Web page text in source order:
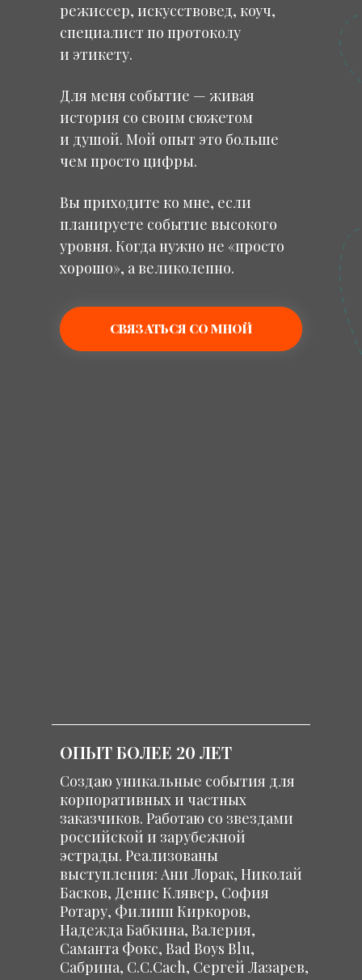
режиссер, искусствовед, коуч,
специалист по протоколу
и этикету.
Для меня событие — живая
история со своим сюжетом
и душой. Мой опыт это больше
чем просто цифры.
Вы приходите ко мне, если
планируете событие высокого
уровня. Когда нужно не «просто
хорошо», а великолепно.
СВЯЗАТЬСЯ СО МНОЙ
ОПЫТ БОЛЕЕ 20 ЛЕТ
Создаю уникальные события для
корпоративных и частных
заказчиков. Работаю со звездами
российской и зарубежной
эстрады. Реализованы
выступления: Ани Лорак, Николай
Басков, Денис Клявер, София
Ротару, Филипп Киркоров,
Надежда Бабкина, Валерия,
Саманта Фокс, Bad Boys Blu,
Сабрина, C.C.Cach, Сергей Лазарев,